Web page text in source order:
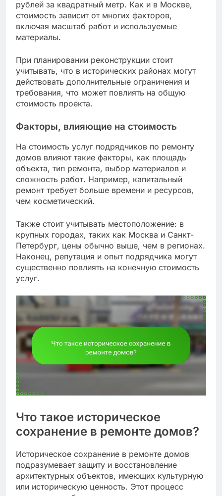
рублей за квадратный метр. Как и в Москве,
стоимость зависит от многих факторов,
включая масштаб работ и используемые
материалы.
При планировании реконструкции стоит
учитывать, что в исторических районах могут
действовать дополнительные ограничения и
требования, что может повлиять на общую
стоимость проекта.
Факторы, влияющие на стоимость
На стоимость услуг подрядчиков по ремонту
домов влияют такие факторы, как площадь
объекта, тип ремонта, выбор материалов и
сложность работ. Например, капитальный
ремонт требует больше времени и ресурсов,
чем косметический.
Также стоит учитывать местоположение: в
крупных городах, таких как Москва и Санкт-
Петербург, цены обычно выше, чем в регионах.
Наконец, репутация и опыт подрядчика могут
существенно повлиять на конечную стоимость
услуг.
Что такое историческое
сохранение в ремонте домов?
Историческое сохранение в ремонте домов
подразумевает защиту и восстановление
архитектурных объектов, имеющих культурную
или историческую ценность. Этот процесс